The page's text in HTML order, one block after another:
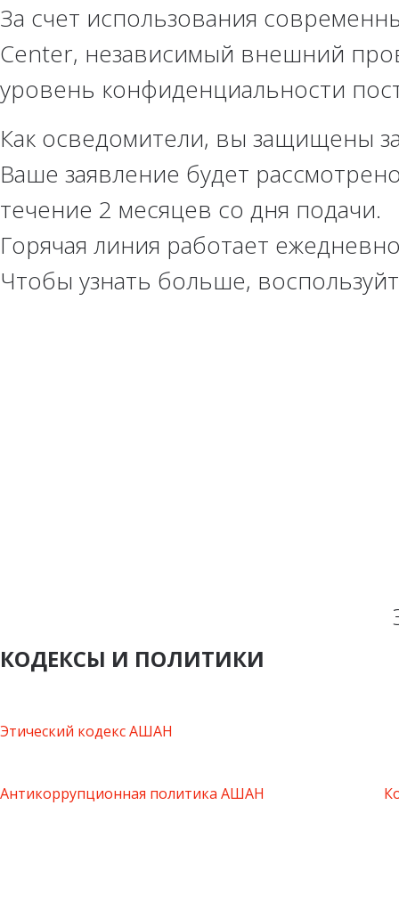
За счет использования
Center, независимый внешний
уровень конфиденциальности
Как осведомители, вы защищены
Ваше заявление будет
течение 2 месяцев со дня подачи.
Горячая линия работает
Чтобы узнать больше,
КОДЕКСЫ И ПОЛИТИКИ
Этический кодекс АШАН
Антикоррупционная политика АШАН